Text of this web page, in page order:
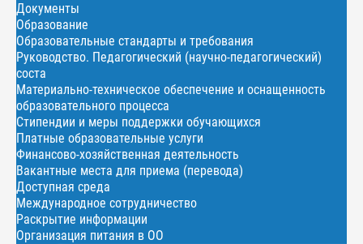
Документы
Образование
Образовательные стандарты и требования
Руководство. Педагогический (научно-педагогический)
соста
Материально-техническое обеспечение и оснащенность
образовательного процесса
Стипендии и меры поддержки обучающихся
Платные образовательные услуги
Финансово-хозяйственная деятельность
Вакантные места для приема (перевода)
Доступная среда
Международное сотрудничество
Раскрытие информации
Организация питания в ОО